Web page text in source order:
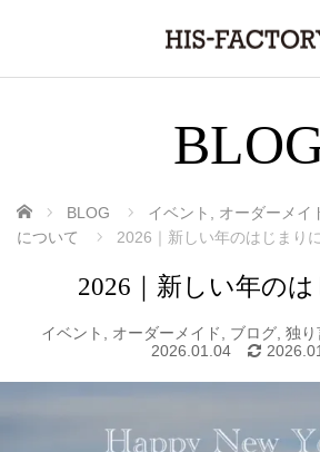
ホーム BLOG イベント オーダーメイ
について
2026｜新しい年のはじまりに
2026｜新しい年の
イベント オーダーメイド ブログ, 独り
2026.01.04